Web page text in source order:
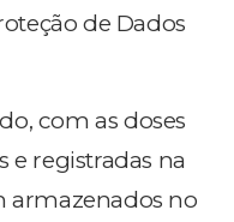
de Dados
com as doses
e registradas na
armazenados no